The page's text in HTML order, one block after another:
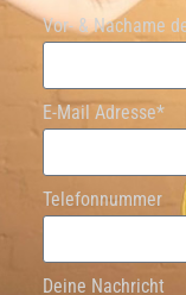
Vor- & Nachame
E-Mail Adresse*
Telefonnummer
Deine Nachricht